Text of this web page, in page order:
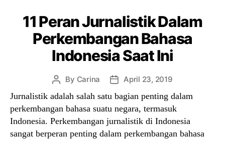
11 Peran Jurnalistik Dalam
Perkembangan Bahasa
Indonesia Saat Ini
Post
author
By Carina
Post
date
April 23, 2019
Jurnalistik adalah salah satu bagian penting dalam
perkembangan bahasa suatu negara, termasuk
Indonesia. Perkembangan jurnalistik di Indonesia
sangat berperan penting dalam perkembangan bahasa